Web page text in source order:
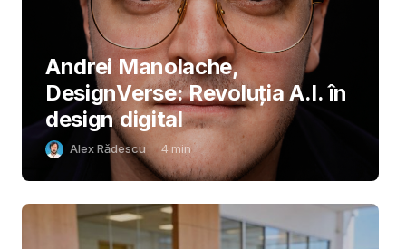
Andrei Manolache,
DesignVerse: Revoluția A.I. în
design digital
Alex Rădescu 4 min